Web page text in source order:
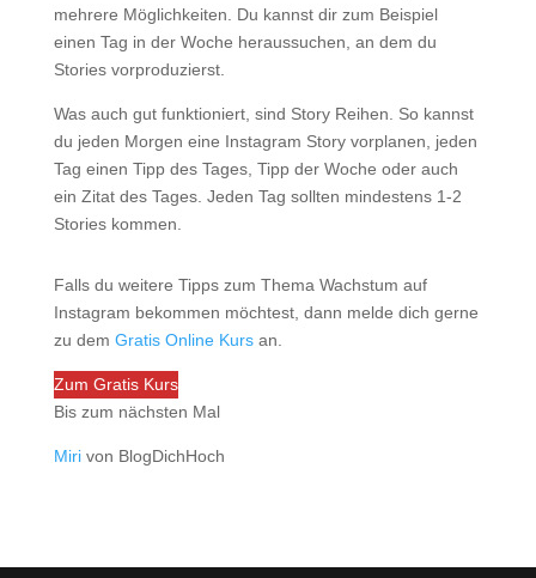
mehrere Möglichkeiten. Du kannst dir zum Beispiel
einen Tag in der Woche heraussuchen, an dem du
Stories vorproduzierst.
Was auch gut funktioniert, sind Story Reihen. So kannst
du jeden Morgen eine Instagram Story vorplanen, jeden
Tag einen Tipp des Tages, Tipp der Woche oder auch
ein Zitat des Tages. Jeden Tag sollten mindestens 1-2
Stories kommen.
Falls du weitere Tipps zum Thema Wachstum auf
Instagram bekommen möchtest, dann melde dich gerne
zu dem Gratis Online Kursan.
Zum Gratis Kurs
Bis zum nächsten Mal
Mirivon BlogDichHoch